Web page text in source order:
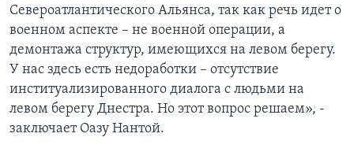
Североатлантического Альянса, так как речь идет о
военном аспекте – не военной операции, а
демонтажа структур, имеющихся на левом берегу.
У нас здесь есть недоработки – отсутствие
институализированного диалога с людьми на
левом берегу Днестра. Но этот вопрос решаем», -
заключает Оазу Нантой.